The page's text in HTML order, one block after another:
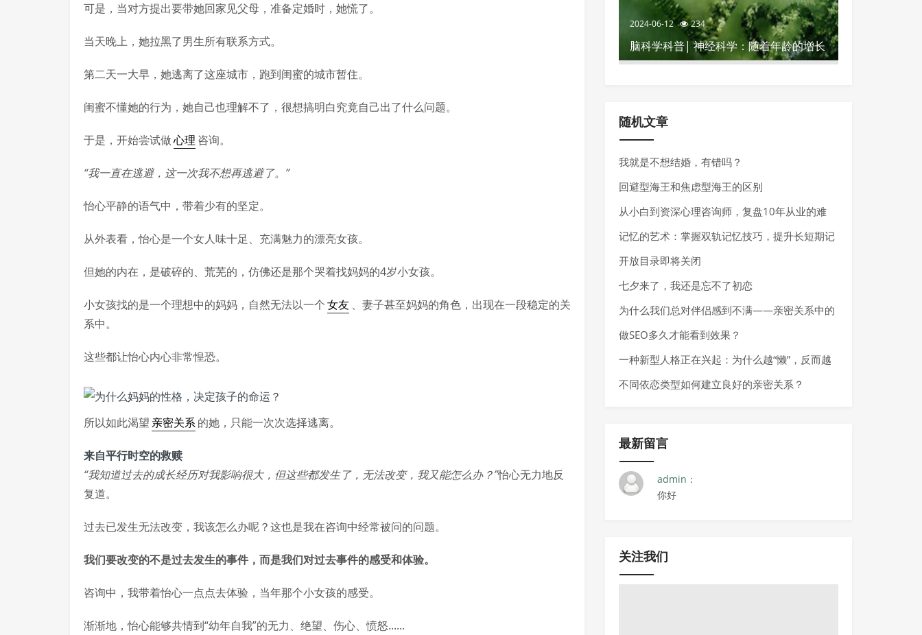
可是，当对方提出要带她回家见父母，准备定婚时，她慌了。
当天晚上，她拉黑了男生所有联系方式。
第二天一大早，她逃离了这座城市，跑到闺蜜的城市暂住。
闺蜜不懂她的行为，她自己也理解不了，很想搞明白究竟自己出了什么问题。
于是，开始尝试做心理 咨询。
“我一直在逃避，这一次我不想再逃避了。”
怡心平静的语气中，带着少有的坚定。
从外表看，怡心是一个女人味十足、充满魅力的漂亮女孩。
但她的内在，是破碎的、荒芜的，仿佛还是那个哭着找妈妈的4岁小女孩。
小女孩找的是一个理想中的妈妈，自然无法以一个女友 、妻子甚至妈妈的角色，出现在一段稳定的关
系中。
这些都让怡心内心非常惶恐。
所以如此渴望 亲密关系的她，只能一次次选择逃离。
来自平行时空的救赎
“我知道过去的成长经历对我影响很大，但这些都发生了，无法改变，我又能怎么办？”怡心无力地反
复道。
过去已发生无法改变，我该怎么办呢？这也是我在咨询中经常被问的问题。
我们要改变的不是过去发生的事件，而是我们对过去事件的感受和体验。
咨询中，我带着怡心一点点去体验，当年那个小女孩的感受。
渐渐地，怡心能够共情到“幼年自我”的无力、绝望、伤心、愤怒......
2024-06-12 234
脑科学科普| 神经科学：随着年龄的增长
影响记忆力的4个坏习惯
随机文章
我就是不想结婚，有错吗？
回避型海王和焦虑型海王的区别
从小白到资深心理咨询师，复盘10年从业的难
点、陷阱、风险
记忆的艺术：掌握双轨记忆技巧，提升长短期记
忆力
开放目录即将关闭
七夕来了，我还是忘不了初恋
为什么我们总对伴侣感到不满——亲密关系中的
失望
做SEO多久才能看到效果？
一种新型人格正在兴起：为什么越“懒”，反而越
受欢迎？
不同依恋类型如何建立良好的亲密关系？
最新留言
admin：
你好
关注我们